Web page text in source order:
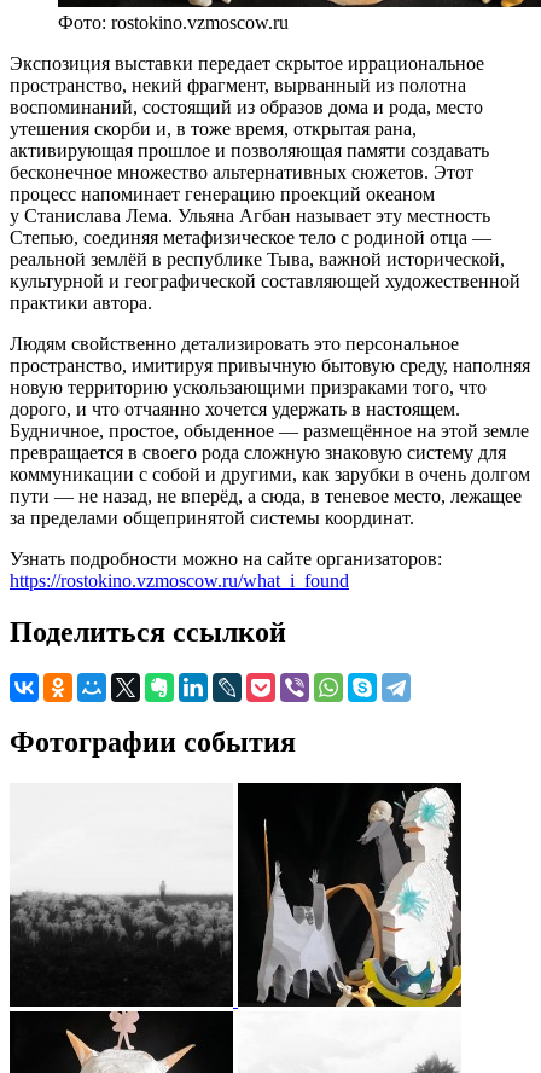
Фото: rostokino.vzmoscow.ru
Экспозиция выставки передает скрытое иррациональное
пространство, некий фрагмент, вырванный из полотна
воспоминаний, состоящий из образов дома и рода, место
утешения скорби и, в тоже время, открытая рана,
активирующая прошлое и позволяющая памяти создавать
бесконечное множество альтернативных сюжетов. Этот
процесс напоминает генерацию проекций океаном
у Станислава Лема. Ульяна Агбан называет эту местность
Степью, соединяя метафизическое тело с родиной отца —
реальной землёй в республике Тыва, важной исторической,
культурной и географической составляющей художественной
практики автора.
Людям свойственно детализировать это персональное
пространство, имитируя привычную бытовую среду, наполняя
новую территорию ускользающими призраками того, что
дорого, и что отчаянно хочется удержать в настоящем.
Будничное, простое, обыденное — размещённое на этой земле
превращается в своего рода сложную знаковую систему для
коммуникации с собой и другими, как зарубки в очень долгом
пути — не назад, не вперёд, а сюда, в теневое место, лежащее
за пределами общепринятой системы координат.
Узнать подробности можно на сайте организаторов:
https://rostokino.vzmoscow.ru/what_i_found
Поделиться ссылкой
Фотографии события